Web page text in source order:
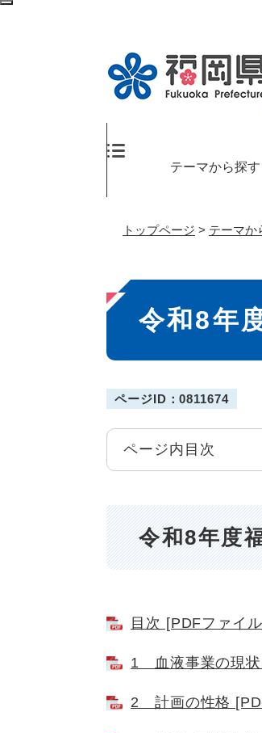
ペ
テーマから探す
トップページ > テーマか
本
文
令和8年
ページID：0811674
ページ内目次
令和8年度
目次 [PDFファイ
1 血液事業の現状
2 計画の性格